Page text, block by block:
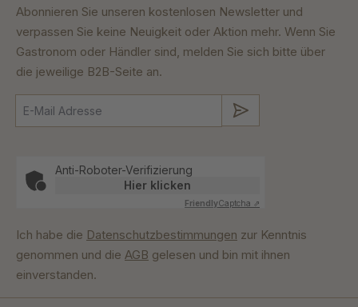
Abonnieren Sie unseren kostenlosen Newsletter und
verpassen Sie keine Neuigkeit oder Aktion mehr. Wenn Sie
Gastronom oder Händler sind, melden Sie sich bitte über
die jeweilige B2B-Seite an.
Anti-Roboter-Verifizierung
Hier klicken
FriendlyCaptcha ⇗
Ich habe die Datenschutzbestimmungen zur Kenntnis
genommen und die AGB gelesen und bin mit ihnen
einverstanden.